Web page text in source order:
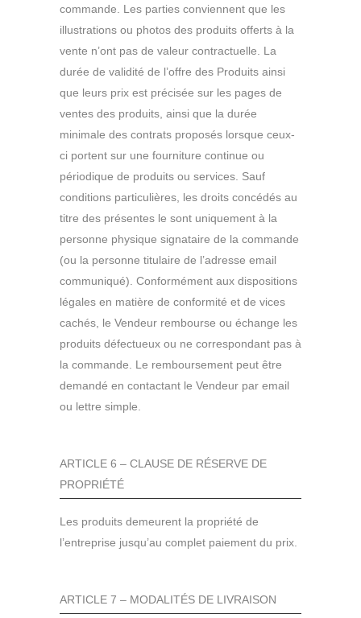
commande. Les parties conviennent que les
illustrations ou photos des produits offerts à la
vente n’ont pas de valeur contractuelle. La
durée de validité de l’offre des Produits ainsi
que leurs prix est précisée sur les pages de
ventes des produits, ainsi que la durée
minimale des contrats proposés lorsque ceux-
ci portent sur une fourniture continue ou
périodique de produits ou services. Sauf
conditions particulières, les droits concédés au
titre des présentes le sont uniquement à la
personne physique signataire de la commande
(ou la personne titulaire de l’adresse email
communiqué). Conformément aux dispositions
légales en matière de conformité et de vices
cachés, le Vendeur rembourse ou échange les
produits défectueux ou ne correspondant pas à
la commande. Le remboursement peut être
demandé en contactant le Vendeur par email
ou lettre simple.
ARTICLE 6 – CLAUSE DE RÉSERVE DE
PROPRIÉTÉ
Les produits demeurent la propriété de
l’entreprise jusqu’au complet paiement du prix.
ARTICLE 7 – MODALITÉS DE LIVRAISON